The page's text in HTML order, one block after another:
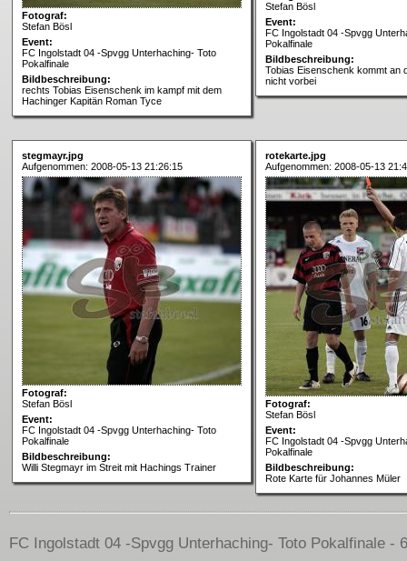
Fotograf:
Stefan Bösl
Event:
FC Ingolstadt 04 -Spvgg Unterhaching- Toto
Pokalfinale
Bildbeschreibung:
rechts Tobias Eisenschenk im kampf mit dem
Hachinger Kapitän Roman Tyce
Stefan Bösl
Event:
FC Ingolstadt 04 -Spvgg
Pokalfinale
Bildbeschreibung:
Tobias Eisenschenk kommt an
nicht vorbei
stegmayr.jpg
Aufgenommen: 2008-05-13 21:26:15
Fotograf:
Stefan Bösl
Event:
FC Ingolstadt 04 -Spvgg Unterhaching- Toto
Pokalfinale
Bildbeschreibung:
Willi Stegmayr im Streit mit Hachings Trainer
rotekarte.jpg
Aufgenommen: 2008-05-13
Fotograf:
Stefan Bösl
Event:
FC Ingolstadt 04 -Spvgg
Pokalfinale
Bildbeschreibung:
Rote Karte für Johannes Müler
FC Ingolstadt 04 -Spvgg Unterhaching- Toto Pokalfinale -